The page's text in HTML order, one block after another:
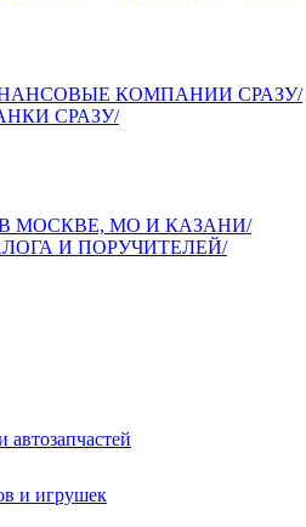
КОМПАНИИ СРАЗУ/
СРАЗУ/
МОСКВЕ, МО И КАЗАНИ/
И ПОРУЧИТЕЛЕЙ/
и игрушек